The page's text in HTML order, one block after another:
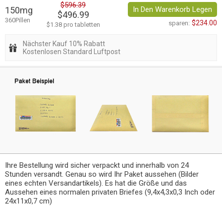
150mg
360Pillen
$596.39
$496.99
$1.38 pro tabletten
In Den Warenkorb Legen
sparen: $234.00
Nächster Kauf 10% Rabatt
Kostenlosen Standard Luftpost
Ihre Bestellung wird sicher verpackt und innerhalb von 24
Stunden versandt. Genau so wird Ihr Paket aussehen (Bilder
eines echten Versandartikels). Es hat die Größe und das
Aussehen eines normalen privaten Briefes (9,4x4,3x0,3 Inch oder
24x11x0,7 cm)